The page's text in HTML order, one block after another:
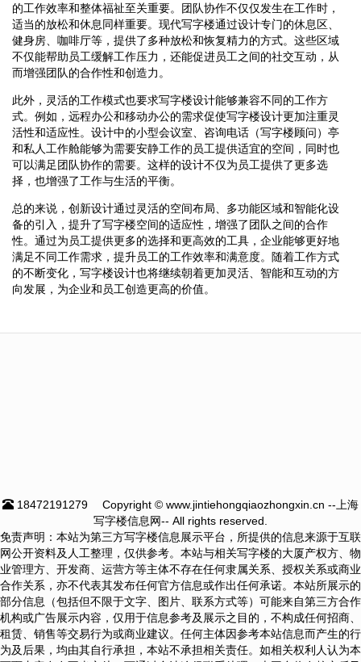
的工作效率和整体福祉至关重要。团队协作不仅仅发生在工作时，
适当的放松和休息同样重要。现代写字楼通过设计专门的休息区、
健身房、咖啡厅等，提供了多种放松和恢复精力的方式。这些区域
不仅能帮助员工缓解工作压力，还能促进员工之间的社交互动，从
而增强团队的合作性和创造力。
此外，灵活的工作模式也要求写字楼设计能够兼容不同的工作方
式。例如，远程办公和移动办公的需求促使写字楼设计更加注重灵
活性和适应性。设计中的小型会议室、咨询电话（写字楼顾问）亭
和私人工作舱能够为需要安静工作的员工提供适宜的空间，同时也
可以满足团队协作的需要。这样的设计不仅为员工提供了更多选
择，也增强了工作与生活的平衡。
总的来说，创新设计通过灵活的空间布局、多功能区域和智能化设
备的引入，提升了写字楼空间的适应性，增强了团队之间的合作
性。通过为员工提供更多的选择和更高效的工具，企业能够更好地
满足不同工作需求，提升员工的工作效率和满意度。随着工作方式
的不断变化，写字楼设计也将继续朝着更加灵活、智能和互动的方
向发展，为企业和员工创造更高的价值。
18472191279
Copyright © www.jintiehongqiaozhongxin.cn --上海
写字楼信息网-- All rights reserved.
免责声明：本站为第三方写字楼信息展示平台，所提供的信息来源于互联
网公开资料及人工整理，仅供参考。本站与相关写字楼的大厦产权方、物
业管理方、开发商、运营方等主体不存在任何隶属关系、授权关系或商业
合作关系，亦不代表其发布任何官方信息或作出任何承诺。本站所展示的
部分信息（包括但不限于文字、图片、联系方式等）可能来自第三方合作
机构或广告展示内容，仅用于信息参考及展示之目的，不构成任何招商、
租赁、销售等交易行为或商业建议。任何主体因参考本站信息而产生的行
为及后果，均由其自行承担，本站不承担相关责任。如相关权利人认为本